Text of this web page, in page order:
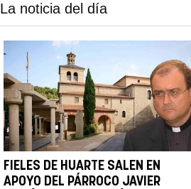
La noticia del día
FIELES DE HUARTE SALEN EN
APOYO DEL PÁRROCO JAVIER